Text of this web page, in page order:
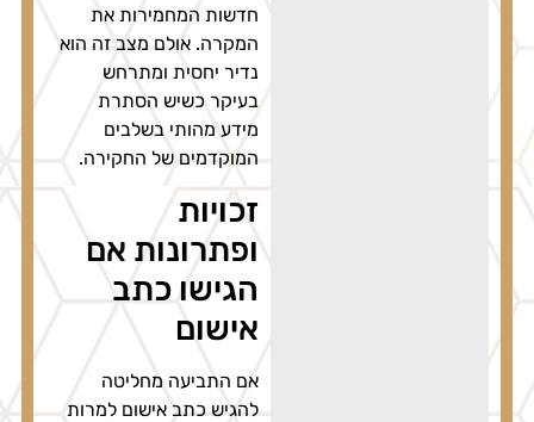
חדשות המחמירות את
המקרה. אולם מצב זה הוא
נדיר יחסית ומתרחש
בעיקר כשיש הסתרת
מידע מהותי בשלבים
המוקדמים של החקירה.
זכויות
ופתרונות אם
הגישו כתב
אישום
אם התביעה מחליטה
להגיש כתב אישום למרות